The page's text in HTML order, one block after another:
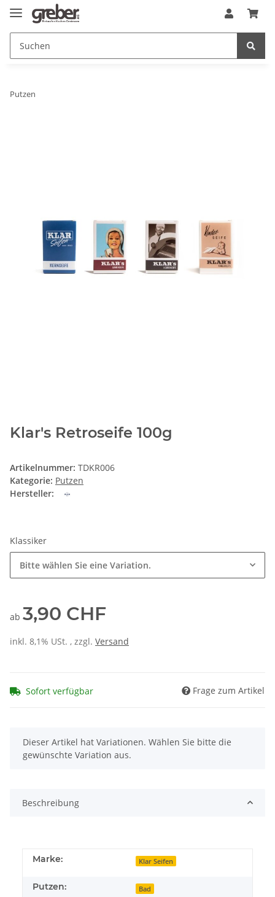
Putzen
Klar's Retroseife 100g
Artikelnummer: TDKR006
Kategorie: Putzen
Hersteller:
Klassiker
Bitte wählen Sie eine Variation.
ab 3,90 CHF
inkl. 8,1% USt. , zzgl. Versand
Sofort verfügbar Frage zum Artikel
x
Dieser Artikel hat Variationen. Wählen Sie bitte die
gewünschte Variation aus.
Beschreibung
Marke: Klar Seifen
Putzen: Bad